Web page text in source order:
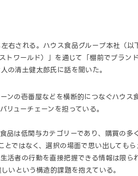
される。ハウス食品グループ本社（以
ワールド）」を通じて「棚前でブラン
の清土健太郎氏に話を聞いた。
の壱番屋などを横断的につなぐハウス
ューチェーンを担っている。
品は低関与カテゴリーであり、購買の
ではなく、選択の場面で思い出しても
者の行動を直接把握できる情報は限ら
いという構造的課題を抱えている。